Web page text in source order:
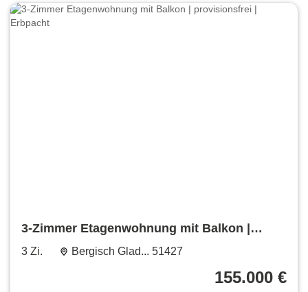
3-Zimmer Etagenwohnung mit Balkon |
provisionsfrei | Erbpacht
3 Zi. Bergisch Glad... 51427
155.000 €